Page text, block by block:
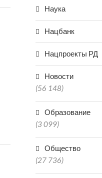
Наука
Нацбанк
Нацпроекты РД
Новости
(56 148)
Образование
(3 099)
Общество
(27 736)